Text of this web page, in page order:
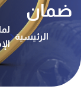
ضمان
الرئيسية